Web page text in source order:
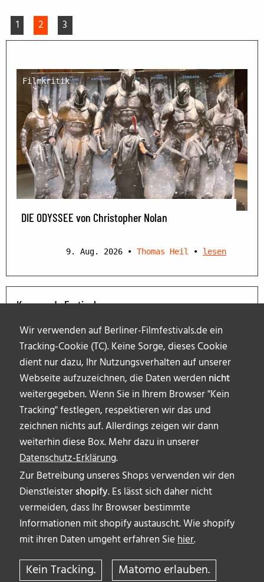
Wir verwenden auf Berliner-Filmfestivals.de ein
Tracking-Cookie (TC). Keine Sorge, dieses Cookie
dient nur dazu, Ihr Nutzungsverhalten auf unserer
Webseite aufzuzeichnen, die Daten werden nicht
weitergegeben. Wenn Sie in Ihrem Browser "Kein
Tracking" festlegen, respektieren wir das und
zeichnen nichts auf. Allerdings zeigen wir dann
weiterhin diese Box. Mehr dazu in unserer
Datenschutz-Erklärung.
Zur Betreibung unseres Shops verwenden wir den
Dienstleistershopify. Es lässt sich daher nicht
vermeiden, dass Ihr Browser bestimmte
Informationen mit shopify austauscht. Wie shopify
mit ihren Daten umgeht erfahren Siehier.
Kein Tracking. Matomo erlauben.
1 2 3
Filmkritik
DIE ODYSSEE von Christopher Nolan
9. Aug. 2026 • Thomas Heil • lesen
Kommende Festivals
ÜBER UNS
AUTOR_INNEN
DATENSCHUTZERKLÄRUNG